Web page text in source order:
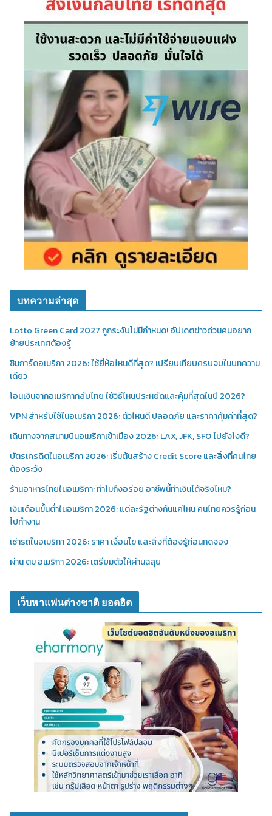
บทความล่าสุด
Lotto Green Card 2027 ถูกระงับไม่มีกำหนด! อัปเดตข่าวด่วนคนอยาก
ย้ายประเทศต้องรู้
ซิมการ์ดอเมริกา 2026: ใช้ยี่ห้อไหนดีที่สุด? เปรียบเทียบครบจบในบทความ
เดียว
โอนเงินจากอเมริกากลับไทย ใช้วิธีไหนประหยัดและคุ้มที่สุดในปี 2026?
VPN สำหรับใช้ในอเมริกา 2026: ตัวไหนดี ปลอดภัย และราคาคุ้มค่าที่สุด?
เดินทางจากสนามบินอเมริกาเข้าเมือง 2026: LAX, JFK, SFO ไปยังไงดี?
บัตรเครดิตในอเมริกา 2026: เริ่มต้นสร้าง Credit Score และสิ่งที่คนไทย
ต้องระวัง
ร้านอาหารไทยในอเมริกา: ทำไมถึงอร่อย อาชีพนี้ทำเงินได้จริงไหม?
เงินเดือนขั้นต่ำในอเมริกา 2026: แต่ละรัฐต่างกันแค่ไหน คนไทยควรรู้ก่อน
ไปทำงาน
เช่ารถในอเมริกา 2026: ราคา เงื่อนไข และสิ่งที่ต้องรู้ก่อนกดจอง
ผ่าน ตม อเมริกา 2026: เตรียมตัวให้ผ่านฉลุย
เว็บหาแฟนต่างชาติ ยอดฮิต